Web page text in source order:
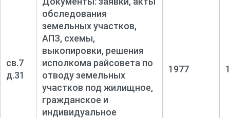
св.7
д.31
обследования
земельных участков,
АПЗ, схемы,
выкопировки, решения
исполкома райсовета по
отводу земельных
участков под жилищное,
гражданское и
индивидуальное
1977